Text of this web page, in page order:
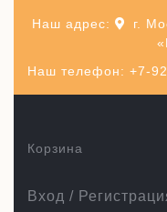
Наш телефон: +7-
Наш адрес:
г.
Вход /
Корзина